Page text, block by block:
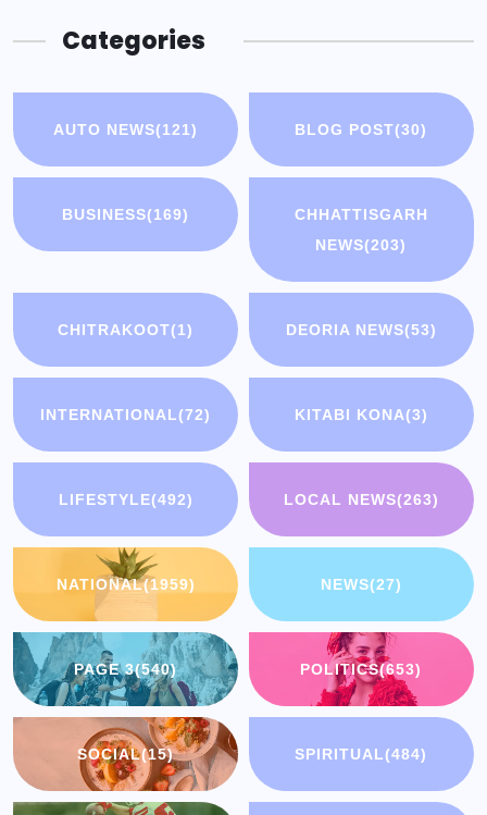
Categories
AUTO NEWS(121) BLOG POST(30)
BUSINESS(169)
CHHATTISGARH
NEWS(203)
CHITRAKOOT(1) DEORIA NEWS(53)
INTERNATIONAL(72) KITABI KONA(3)
LIFESTYLE(492) LOCAL NEWS(263)
NATIONAL(1959) NEWS(27)
PAGE 3(540) POLITICS(653)
SOCIAL(15) SPIRITUAL(484)